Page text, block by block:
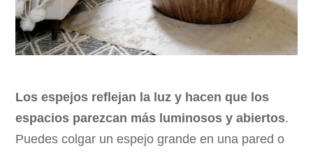
Los espejos reflejan la luz y hacen que los
espacios parezcan más luminosos y abiertos.
Puedes colgar un espejo grande en una pared o